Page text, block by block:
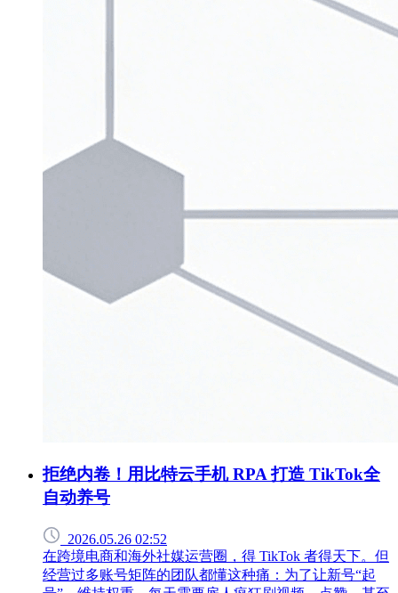
拒绝内卷！用比特云手机 RPA 打造 TikTok全
自动养号
2026.05.26 02:52
在跨境电商和海外社媒运营圈，得 TikTok 者得天下。但
经营过多账号矩阵的团队都懂这种痛：为了让新号“起